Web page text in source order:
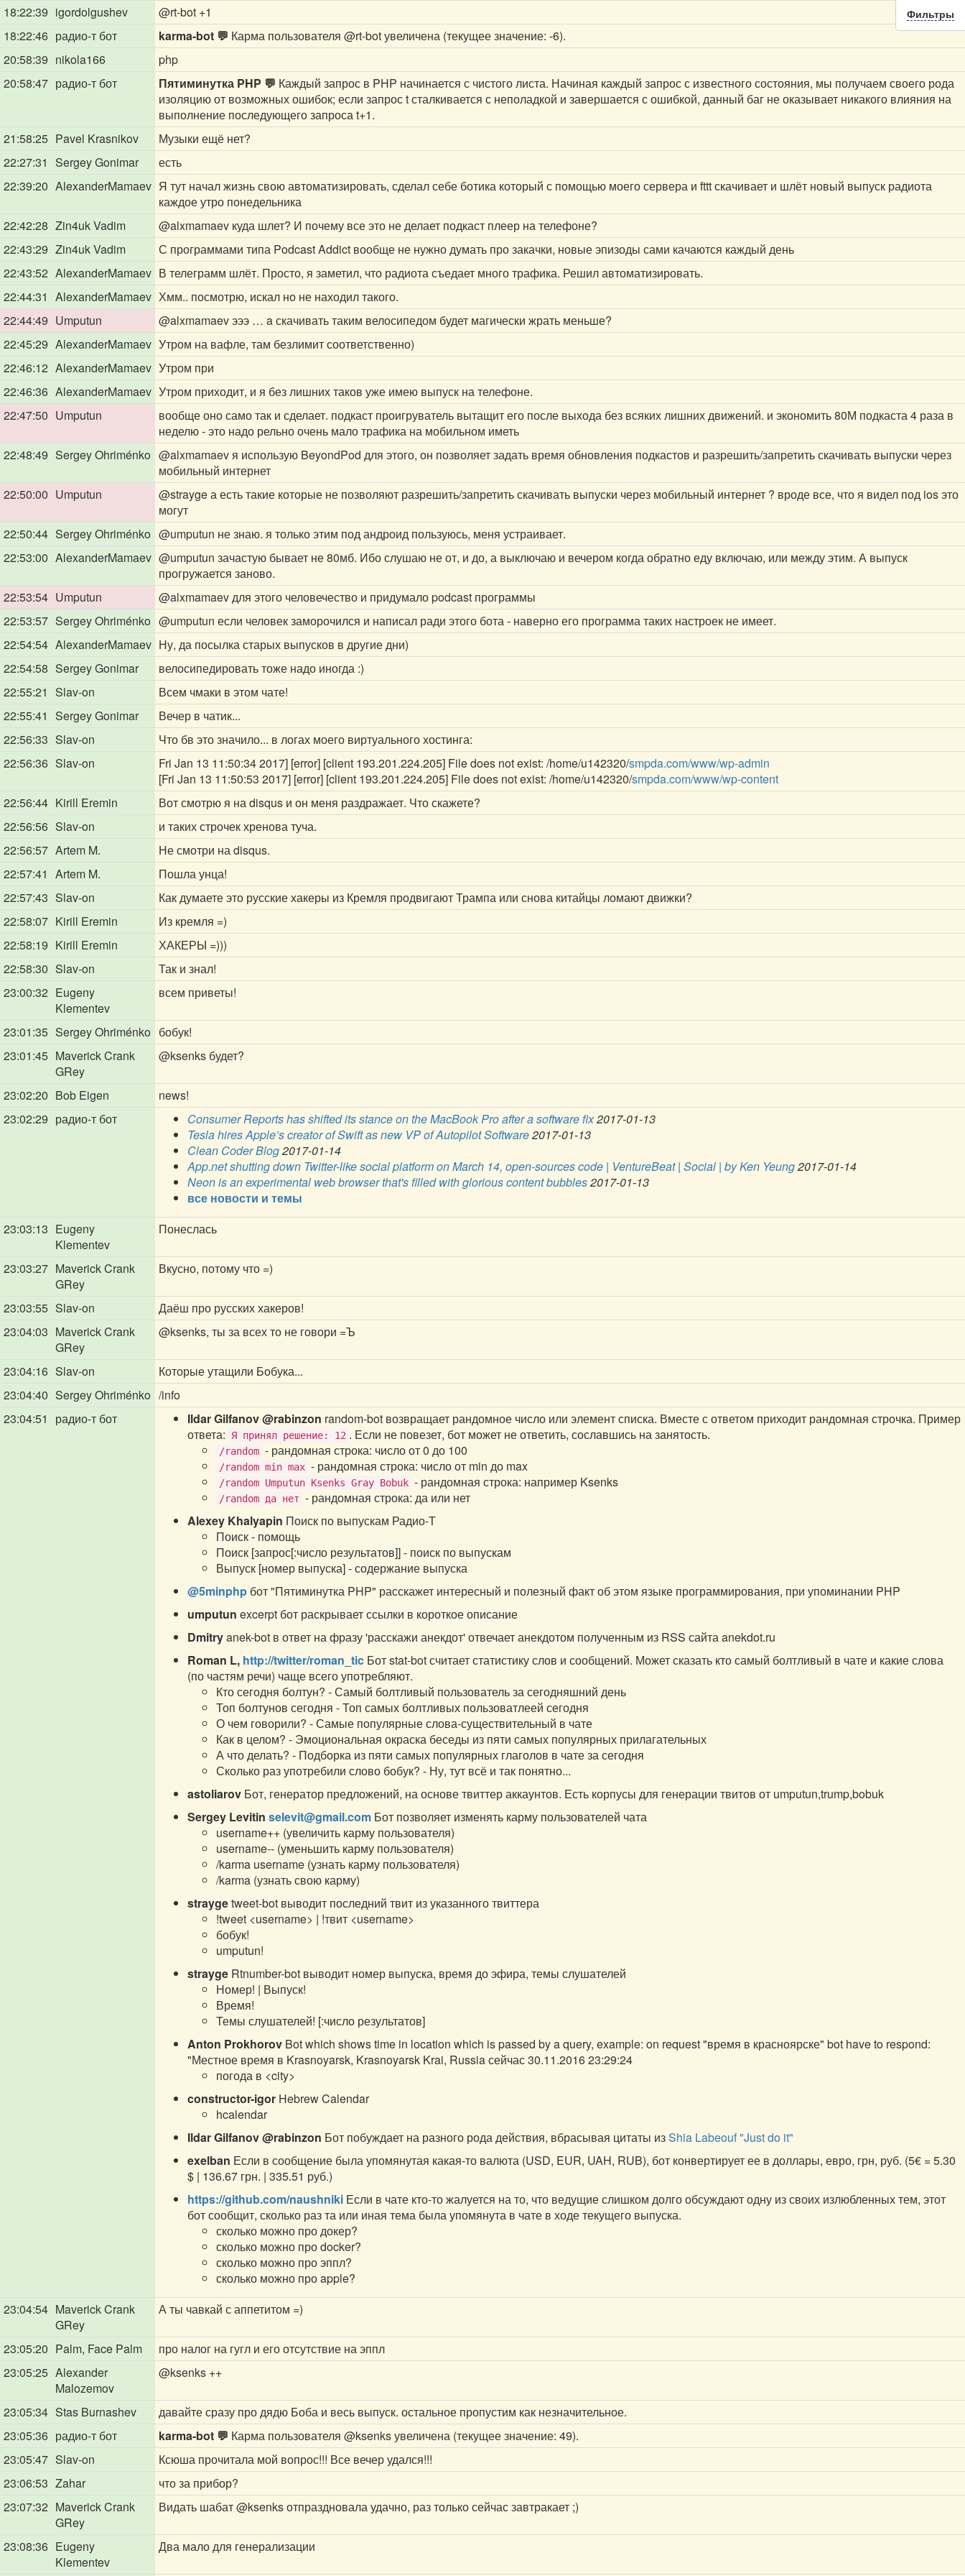
Фильтры
18:22:39 igordolgushev @rt-bot +1
18:22:46 радио-т бот karma-bot 💬 Карма пользователя @rt-botувеличена (текущее значение: -6).
20:58:39 nikola166
php
20:58:47 радио-т бот Пятиминутка PHP 💬 Каждый запрос в PHP начинается с чистого листа. Начиная каждый запрос с известного состояния, мы получаем своего рода
изоляцию от возможных ошибок; если запрос t сталкивается с неполадкой и завершается с ошибкой, данный баг не оказывает никакого влияния на
выполнение последующего запроса t+1.
21:58:25 Pavel Krasnikov
Музыки ещё нет?
22:27:31 Sergey Gonimar
есть
22:39:20 AlexanderMamaev Я тут начал жизнь свою автоматизировать, сделал себе ботика который с помощью моего сервера и fttt скачивает и шлёт новый выпуск радиота
каждое утро понедельника
22:42:28 Zin4uk Vadim @alxmamaev куда шлет? И почему все это не делает подкаст плеер на телефоне?
22:43:29 Zin4uk Vadim
С программами типа Podcast Addict вообще не нужно думать про закачки, новые эпизоды сами качаются каждый день
22:43:52 AlexanderMamaev В телеграмм шлёт. Просто, я заметил, что радиота съедает много трафика. Решил автоматизировать.
22:44:31 AlexanderMamaev Хмм.. посмотрю, искал но не находил такого.
22:44:49 Umputun @alxmamaevэээ … a скачивать таким велосипедом будет магически жрать меньше?
22:45:29 AlexanderMamaev Утром на вафле, там безлимит соответственно)
22:46:12 AlexanderMamaev Утром при
22:46:36 AlexanderMamaev Утром приходит, и я без лишних таков уже имею выпуск на телефоне.
22:47:50 Umputun
вообще оно само так и сделает. подкаст проигруватель вытащит его после выхода без всяких лишних движений. и экономить 80М подкаста 4 раза в
неделю - это надо рельно очень мало трафика на мобильном иметь
22:48:49 Sergey Ohriménko @alxmamaevя использую BeyondPod для этого, он позволяет задать время обновления подкастов и разрешить/запретить скачивать выпуски через
мобильный интернет
22:50:00 Umputun @straygeа есть такие которые не позволяют разрешить/запретить скачивать выпуски через мобильный интернет ? вроде все, что я видел под ios это
могут
22:50:44 Sergey Ohriménko @umputun не знаю. я только этим под андроид пользуюсь, меня устраивает.
22:53:00 AlexanderMamaev @umputun зачастую бывает не 80мб. Ибо слушаю не от, и до, а выключаю и вечером когда обратно еду включаю, или между этим. А выпуск
прогружается заново.
22:53:54 Umputun @alxmamaevдля этого человечество и придумало podcast программы
22:53:57 Sergey Ohriménko @umputun если человек заморочился и написал ради этого бота - наверно его программа таких настроек не имеет.
22:54:54 AlexanderMamaev Ну, да посылка старых выпусков в другие дни)
22:54:58 Sergey Gonimar
велосипедировать тоже надо иногда :)
22:55:21 Slav-on
Всем чмаки в этом чате!
22:55:41 Sergey Gonimar
Вечер в чатик...
22:56:33 Slav-on
Что бв это значило... в логах моего виртуального хостинга:
22:56:36 Slav-on Fri Jan 13 11:50:34 2017] [error] [client 193.201.224.205] File does not exist: /home/u142320/smpda.com/www/wp-admin
[Fri Jan 13 11:50:53 2017] [error] [client 193.201.224.205] File does not exist: /home/u142320/smpda.com/www/wp-content
22:56:44 Kirill Eremin
Вот смотрю я на disqus и он меня раздражает. Что скажете?
22:56:56 Slav-on
и таких строчек хренова туча.
22:56:57 Artem M.
Не смотри на disqus.
22:57:41 Artem M.
Пошла унца!
22:57:43 Slav-on
Как думаете это русские хакеры из Кремля продвигают Трампа или снова китайцы ломают движки?
22:58:07 Kirill Eremin
Из кремля =)
22:58:19 Kirill Eremin
ХАКЕРЫ =)))
22:58:30 Slav-on
Так и знал!
23:00:32 Eugeny
Klementev
всем приветы!
23:01:35 Sergey Ohriménko бобук!
23:01:45 Maverick Crank
GRey
@ksenks будет?
23:02:20 Bob Eigen
news!
23:02:29 радио-т бот Consumer Reports has shifted its stance on the MacBook Pro after a software fix2017-01-13
Tesla hires Apple’s creator of Swift as new VP of Autopilot Software2017-01-13
Clean Coder Blog2017-01-14
App.net shutting down Twitter-like social platform on March 14, open-sources code | VentureBeat | Social | by Ken Yeung2017-01-14
Neon is an experimental web browser that's filled with glorious content bubbles2017-01-13
все новости и темы
23:03:13 Eugeny
Klementev
Понеслась
23:03:27 Maverick Crank
GRey
Вкусно, потому что =)
23:03:55 Slav-on
Даёш про русских хакеров!
23:04:03 Maverick Crank
GRey
@ksenks, ты за всех то не говори =Ъ
23:04:16 Slav-on
Которые утащили Бобука...
23:04:40 Sergey Ohriménko /info
23:04:51
радио-т бот Ildar Gilfanov@rabinzon random-bot возвращает рандомное число или элемент списка. Вместе с ответом приходит рандомная строчка. Пример
ответа:
Я принял решение: 12 . Если не повезет, бот может не ответить, сославшись на занятость.
/random - рандомная строка: число от 0 до 100
/random min max - рандомная строка: число от min до max
/random Umputun Ksenks Gray Bobuk - рандомная строка: например Ksenks
/random да нет - рандомная строка: да или нет
Alexey Khalyapin Поиск по выпускам Радио-Т
Поиск - помощь
Поиск [запрос[:число результатов]] - поиск по выпускам
Выпуск [номер выпуска] - содержание выпуска
@5minphp бот "Пятиминутка PHP" расскажет интересный и полезный факт об этом языке программирования, при упоминании PHP
umputun excerpt бот раскрывает ссылки в короткое описание
Dmitryanek-bot в ответ на фразу 'расскажи анекдот' отвечает анекдотом полученным из RSS сайта anekdot.ru
Roman L, http://twitter/roman_tic Бот stat-bot считает статистику слов и сообщений. Может сказать кто самый болтливый в чате и какие слова
(по частям речи) чаще всего употребляют.
Кто сегодня болтун? - Самый болтливый пользователь за сегодняшний день
Топ болтунов сегодня - Топ самых болтливых пользоватлеей сегодня
О чем говорили? - Самые популярные слова-существительный в чате
Как в целом? - Эмоциональная окраска беседы из пяти самых популярных прилагательных
А что делать? - Подборка из пяти самых популярных глаголов в чате за сегодня
Сколько раз употребили слово бобук? - Ну, тут всё и так понятно...
astoliarov Бот, генератор предложений, на основе твиттер аккаунтов. Есть корпусы для генерации твитов от umputun,trump,bobuk
Sergey Levitin selevit@gmail.com Бот позволяет изменять карму пользователей чата
username++ (увеличить карму пользователя)
username-- (уменьшить карму пользователя)
/karma username (узнать карму пользователя)
/karma (узнать свою карму)
straygetweet-bot выводит последний твит из указанного твиттера
!tweet <username> | !твит <username>
бобук!
umputun!
strayge Rtnumber-bot выводит номер выпуска, время до эфира, темы слушателей
Номер! | Выпуск!
Время!
Темы слушателей! [:число результатов]
Anton Prokhorov Bot which shows time in location which is passed by a query, example: on request "время в красноярске" bot have to respond:
"Местное время в Krasnoyarsk, Krasnoyarsk Krai, Russia сейчас 30.11.2016 23:29:24
погода в <city>
constructor-igor Hebrew Calendar
hcalendar
Ildar Gilfanov@rabinzon Бот побуждает на разного рода действия, вбрасывая цитаты изShia Labeouf "Just do it"
exelban Если в сообщение была упомянутая какая-то валюта (USD, EUR, UAH, RUB), бот конвертирует ее в доллары, евро, грн, руб. (5€ = 5.30
$ | 136.67 грн. | 335.51 руб.)
https://github.com/naushniki Если в чате кто-то жалуется на то, что ведущие слишком долго обсуждают одну из своих излюбленных тем, этот
бот сообщит, сколько раз та или иная тема была упомянута в чате в ходе текущего выпуска.
сколько можно про докер?
сколько можно про docker?
сколько можно про эппл?
сколько можно про apple?
23:04:54 Maverick Crank
GRey
А ты чавкай с аппетитом =)
23:05:20 Palm, Face Palm
про налог на гугл и его отсутствие на эппл
23:05:25 Alexander
Malozemov
@ksenks ++
23:05:34 Stas Burnashev
давайте сразу про дядю Боба и весь выпуск. остальное пропустим как незначительное.
23:05:36 радио-т бот karma-bot 💬 Карма пользователя @ksenksувеличена (текущее значение: 49).
23:05:47 Slav-on
Ксюша прочитала мой вопрос!!! Все вечер удался!!!
23:06:53 Zahar
что за прибор?
23:07:32 Maverick Crank
GRey
Видать шабат@ksenksотпраздновала удачно, раз только сейчас завтракает ;)
23:08:36 Eugeny
Klementev
Два мало для генерализации